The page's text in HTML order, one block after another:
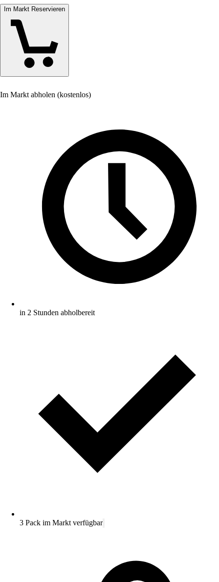
Im Markt Reservieren
Im Markt abholen (kostenlos)
in 2 Stunden abholbereit
3 Pack im Markt verfügbar